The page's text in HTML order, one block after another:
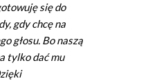
się do
gdy chcę na
głosu. Bo naszą
tylko dać mu